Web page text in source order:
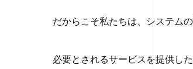
だからこそ私たちは、システム
必要とされるサービスを提供し